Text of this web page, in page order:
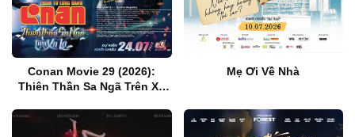
Conan Movie 29 (2026):
Thiên Thần Sa Ngã Trên Xa
Mẹ Ơi Về Nhà